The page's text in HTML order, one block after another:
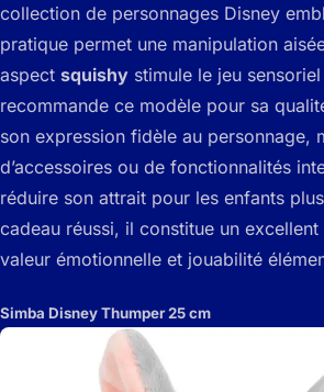
collection de personnages Disney
pratique permet une manipulation
aspect squishy stimule le jeu
recommande ce modèle pour sa
son expression fidèle au personnage,
d’accessoires ou de fonctionnalités
réduire son attrait pour les enfants
cadeau réussi, il constitue un
valeur émotionnelle et jouabilité
Simba Disney Thumper 25 cm